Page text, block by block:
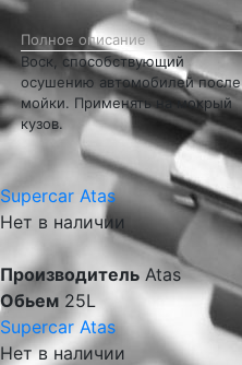
Полное описание
Воск, способствующий
осушению автомобилей после
мойки. Применять на мокрый
кузов.
Supercar Atas
Нет в наличии
Производитель Atas
Обьем 25L
Supercar Atas
Нет в наличии